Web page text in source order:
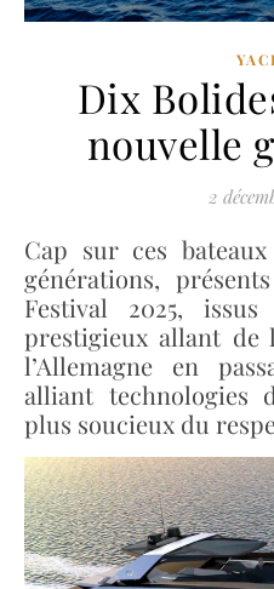
Dix
nouvelle
2
Cap sur ces bateaux à moteurs dernières
générations,
Festival 2025,
prestigieux allant de
l’Allemagne en
alliant technologies
plus soucieux du